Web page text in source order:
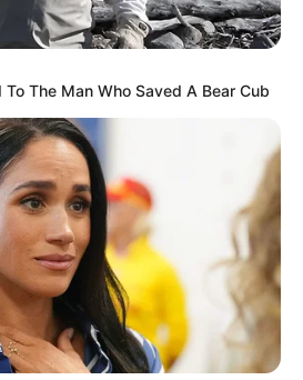
The Man Who Saved A Bear Cub